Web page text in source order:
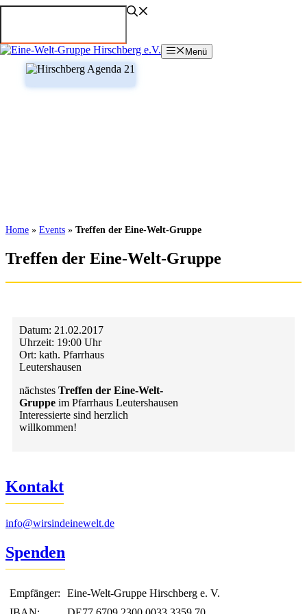
Zum
Menü
Home » Events » Treffen der Eine-Welt-Gruppe
Treffen der Eine-Welt-Gruppe
Datum: 21.02.2017
Uhrzeit: 19:00 Uhr
Ort: kath. Pfarrhaus
Leutershausen
nächstes Treffen der Eine-Welt-
Gruppe im Pfarrhaus Leutershausen
Interessierte sind herzlich
willkommen!
Kontakt
info@wirsindeinewelt.de
Spenden
Empfänger:
Eine-Welt-Gruppe Hirschberg e. V.